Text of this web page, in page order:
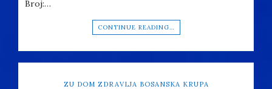
Broj:…
CONTINUE READING…
ZU DOM ZDRAVLJA BOSANSKA KRUPA